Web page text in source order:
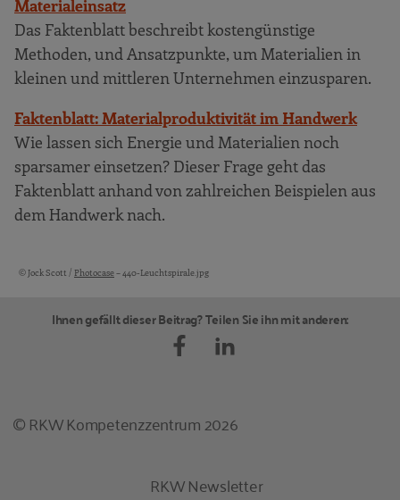
Materialeinsatz
Das Faktenblatt beschreibt kostengünstige
Methoden, und Ansatzpunkte, um Materialien in
kleinen und mittleren Unternehmen einzusparen.
Faktenblatt: Materialproduktivität im Handwerk
Wie lassen sich Energie und Materialien noch
sparsamer einsetzen? Dieser Frage geht das
Faktenblatt anhand von zahlreichen Beispielen aus
dem Handwerk nach.
Bildquellen und Copyright-Hinweise
© Jock Scott / Photocase– 440-Leuchtspirale.jpg
Ihnen gefällt dieser Beitrag? Teilen Sie ihn mit anderen:
© RKW Kompetenzzentrum 2026
RKW Newsletter